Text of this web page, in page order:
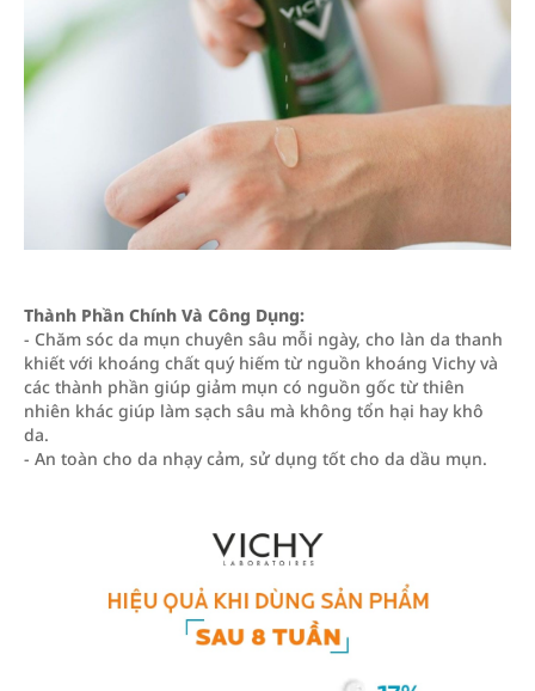
Thành Phần Chính Và Công Dụng:
- Chăm sóc da mụn chuyên sâu mỗi ngày, cho làn da thanh
khiết với khoáng chất quý hiếm từ nguồn khoáng Vichy và
các thành phần giúp giảm mụn có nguồn gốc từ thiên
nhiên khác giúp làm sạch sâu mà không tổn hại hay khô
da.
- An toàn cho da nhạy cảm, sử dụng tốt cho da dầu mụn.